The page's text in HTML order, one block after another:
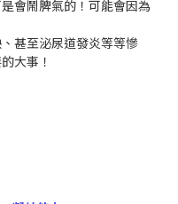
會鬧脾氣的！可能會因為
甚至泌尿道發炎等等慘
大事！